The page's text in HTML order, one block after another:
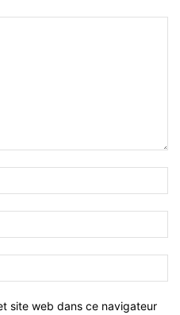
site web dans ce navigateur